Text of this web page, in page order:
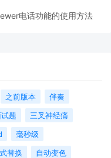
电话功能的使用方法
之前版本
伴奏
题
三叉神经痛
毫秒级
替换
自动变色